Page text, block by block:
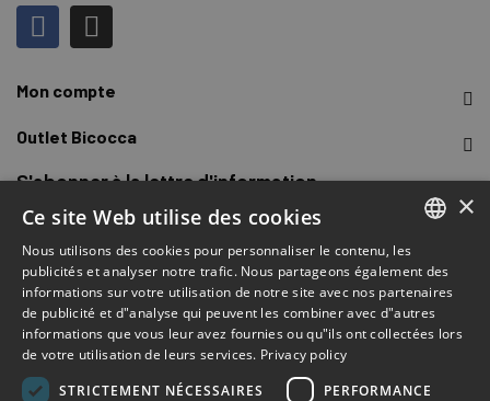
Mon compte
Outlet Bicocca
S'abonner à la lettre d'information
derniers arrivages, aux promotions et plus encore.
S’ABONNER
J'ai lu et accepté les termes de confidentialité.
ITALIAN
ENGLISH
FRENCH
×
Ce site Web utilise des cookies
Nous utilisons des cookies pour personnaliser le contenu, les
publicités et analyser notre trafic. Nous partageons également des
informations sur votre utilisation de notre site avec nos partenaires
de publicité et d"analyse qui peuvent les combiner avec d"autres
informations que vous leur avez fournies ou qu"ils ont collectées lors
de votre utilisation de leurs services. Privacy policy
STRICTEMENT NÉCESSAIRES
PERFORMANCE